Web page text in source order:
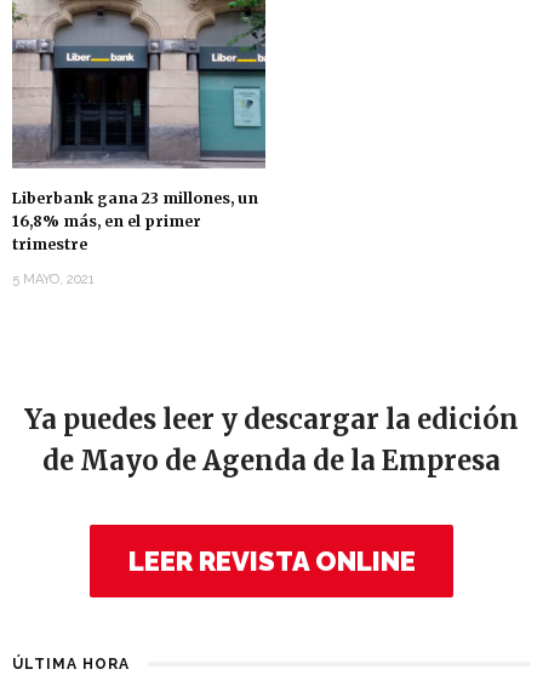
Liberbank gana 23 millones, un
16,8% más, en el primer
trimestre
5 MAYO, 2021
Ya puedes leer y descargar la edición
de Mayo de Agenda de la Empresa
LEER REVISTA ONLINE
ÚLTIMA HORA